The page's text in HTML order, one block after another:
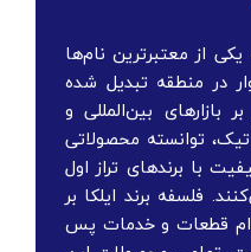
از معتبرترین نام‌ها
در منطقه تبدیل شده
بازارهای بین‌المللی و
توانسته محصولاتی
با برندهای تراز اول
فلسفه برند ایلکا بر
قطعات و خدمات پس